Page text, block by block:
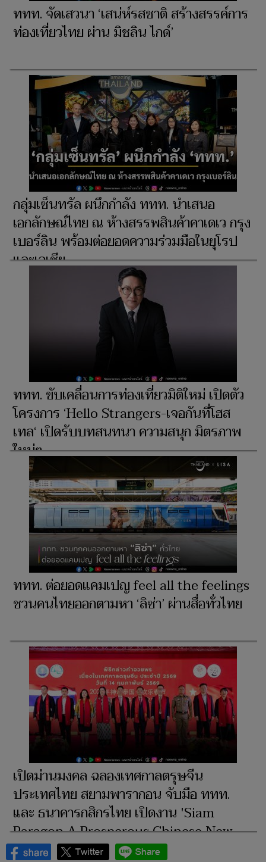
ททท. จัดเสวนา ‘เสน่ห์รสชาติ สร้างสรรค์การ
ท่องเที่ยวไทย ผ่าน มิชลิน ไกด์’
กลุ่มเซ็นทรัล ผนึกกำลัง ททท. นำเสนอ
เอกลักษณ์ไทย ณ ห้างสรรพสินค้าคาเดเว กรุง
เบอร์ลิน พร้อมต่อยอดความร่วมมือในยุโรป
และเอเชีย
ททท. ขับเคลื่อนการท่องเที่ยวมิติใหม่ เปิดตัว
โครงการ ‘Hello Strangers-เจอกันที่โฮส
เทล‘ เปิดรับบทสนทนา ความสนุก มิตรภาพ
ใหม่ๆ
ททท. ต่อยอดแคมเปญ feel all the feelings
ชวนคนไทยออกตามหา ‘ลิซ่า’ ผ่านสื่อทั่วไทย
เปิดม่านมงคล ฉลองเทศกาลตรุษจีน
ประเทศไทย สยามพารากอน จับมือ ททท.
และ ธนาคารกสิกรไทย เปิดงาน 'Siam
Paragon A Prosperous Chinese New
Year 2026'